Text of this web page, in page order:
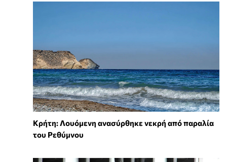
Κρήτη: Λουόμενη ανασύρθηκε νεκρή από παραλία
του Ρεθύμνου